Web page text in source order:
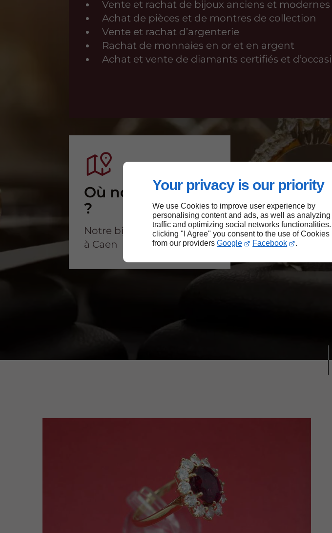
Your privacy is our priority
We use Cookies to improve user experience by
personalising content and ads, as well as analyzing
traffic and optimizing social networks
clicking "I Agree" you consent to the use of Cookies
from our providers Google Facebook .
Vente et rachat de bijoux anciens et modernes
Achat de pièces et de montres de collection
Vente et rachat d’argenterie
Rachat de monnaies en or et en argent
Achat et vente de diamants certifiés et
Où nous trouver
?
Notre bijouterie est située
à Caen